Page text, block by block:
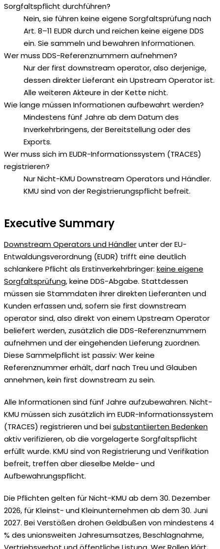
Sorgfaltspflicht durchführen?
Nein, sie führen keine eigene Sorgfaltsprüfung nach
Art. 8–11 EUDR durch und reichen keine eigene DDS
ein. Sie sammeln und bewahren Informationen.
Wer muss DDS-Referenznummern aufnehmen?
Nur der first downstream operator, also derjenige,
dessen direkter Lieferant ein Upstream Operator ist.
Alle weiteren Akteure in der Kette nicht.
Wie lange müssen Informationen aufbewahrt werden?
Mindestens fünf Jahre ab dem Datum des
Inverkehrbringens, der Bereitstellung oder des
Exports.
Wer muss sich im EUDR-Informationssystem (TRACES)
registrieren?
Nur Nicht-KMU Downstream Operators und Händler.
KMU sind von der Registrierungspflicht befreit.
Executive Summary
Downstream Operators und Händlerunter der EU-
Entwaldungsverordnung (EUDR) trifft eine deutlich
schlankere Pflicht als Erstinverkehrbringer: keine eigene
Sorgfaltsprüfung, keine DDS-Abgabe. Stattdessen
müssen sie Stammdaten ihrer direkten Lieferanten und
Kunden erfassen und, sofern sie first downstream
operator sind, also direkt von einem Upstream Operator
beliefert werden, zusätzlich die DDS-Referenznummern
aufnehmen und der eingehenden Lieferung zuordnen.
Diese Sammelpflicht ist passiv: Wer keine
Referenznummer erhält, darf nach Treu und Glauben
annehmen, kein first downstream zu sein.
Alle Informationen sind fünf Jahre aufzubewahren. Nicht-
KMU müssen sich zusätzlich im EUDR-Informationssystem
(TRACES) registrieren und beisubstantiierten Bedenken
aktiv verifizieren, ob die vorgelagerte Sorgfaltspflicht
erfüllt wurde. KMU sind von Registrierung und Verifikation
befreit, treffen aber dieselbe Melde- und
Aufbewahrungspflicht.
Die Pflichten gelten für Nicht-KMU ab dem 30. Dezember
2026, für Kleinst- und Kleinunternehmen ab dem 30. Juni
2027. Bei Verstößen drohen Geldbußen von mindestens 4
% des unionsweiten Jahresumsatzes, Beschlagnahme,